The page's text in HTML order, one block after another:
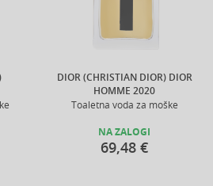
DIOR (CHRISTIAN DIOR) DIOR
HOMME 2020
Toaletna voda za moške
NA ZALOGI
69,48 €